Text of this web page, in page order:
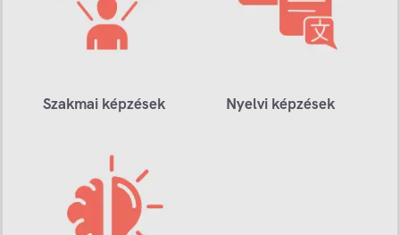
Szakmai képzések Nyelvi képzések